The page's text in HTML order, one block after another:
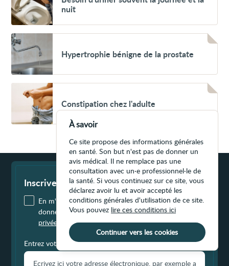
d'uriner souvent
la journée
et
nuit
nuit
Voir
Hypertrophie
bénigne
de
la
Hypertrophie bénigne de la prostate
Constipation
l'adulte
Constipation chez l'adulte
Inscrivez-vous à notre infolettre
En m'inscrivant, j'accepte qu'Infosanté utilise mes
données personnelles dans lerespect de ma vie
privée
Entrez votre adresse courriel
À savoir
Ce site propose des informations générales
en santé. Son but n'est pas de donner un
avis médical. Il ne remplace pas une
consultation avec un·e professionnel·le de
la santé. Si vous continuez sur ce site, vous
déclarez avoir lu et avoir accepté les
conditions générales d'utilisation de ce site.
Vous pouvez lire ces conditions ici
Continuer vers les cookies